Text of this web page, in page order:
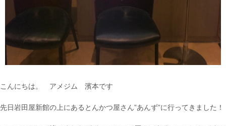
こんにちは。 アメジム 濱本です
先日岩田屋新館の上にあるとんかつ屋さん”あんず”に行ってきました！